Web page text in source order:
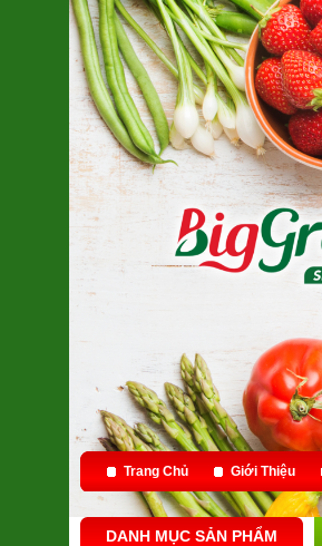
Trang Chủ Giới Thiệu
DANH MỤC SẢN PHẨM